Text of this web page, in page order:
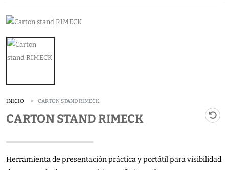
INICIO CARTON STAND RIMECK
CARTON STAND RIMECK
Herramienta de presentación práctica y portátil para visibilidad